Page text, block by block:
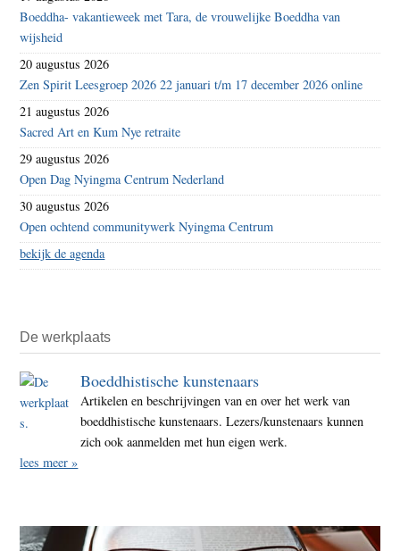
Boeddha- vakantieweek met Tara, de vrouwelijke Boeddha van
wijsheid
20 augustus 2026
Zen Spirit Leesgroep 2026 22 januari t/m 17 december 2026 online
21 augustus 2026
Sacred Art en Kum Nye retraite
29 augustus 2026
Open Dag Nyingma Centrum Nederland
30 augustus 2026
Open ochtend communitywerk Nyingma Centrum
bekijk de agenda
De werkplaats
Boeddhistische kunstenaars
Artikelen en beschrijvingen van en over het werk van
boeddhistische kunstenaars. Lezers/kunstenaars kunnen
zich ook aanmelden met hun eigen werk.
lees meer »